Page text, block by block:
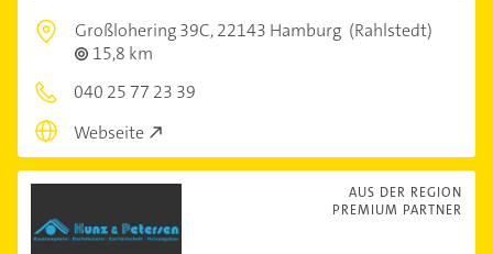
Großlohering 39C,22143 Hamburg (Rahlstedt)
15,8 km
040 25 77 23 39
Webseite
AUS DER REGION
PREMIUM PARTNER